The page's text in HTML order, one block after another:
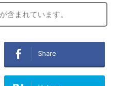
含まれています。
Share